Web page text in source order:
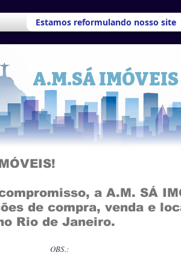
Estamos reformulando nosso site
a A.M. SÁ
de compra, venda e
Rio de Janeiro.
A.M.SÁ IMÓVEIS
OBS.: